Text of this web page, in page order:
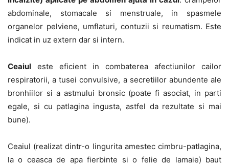
abdominale, stomacale si menstruale, in spasmele
organelor pelviene, umflaturi, contuzii si reumatism. Este
indicat in uz extern dar si intern.
Ceaiul este eficient in combaterea afectiunilor cailor
respiratorii, a tusei convulsive, a secretiilor abundente ale
bronhiilor si a astmului bronsic (poate fi asociat, in parti
egale, si cu patlagina ingusta, astfel da rezultate si mai
bune).
Ceaiul (realizat dintr-o lingurita amestec cimbru-patlagina,
la o ceasca de apa fierbinte si o felie de lamaie) baut